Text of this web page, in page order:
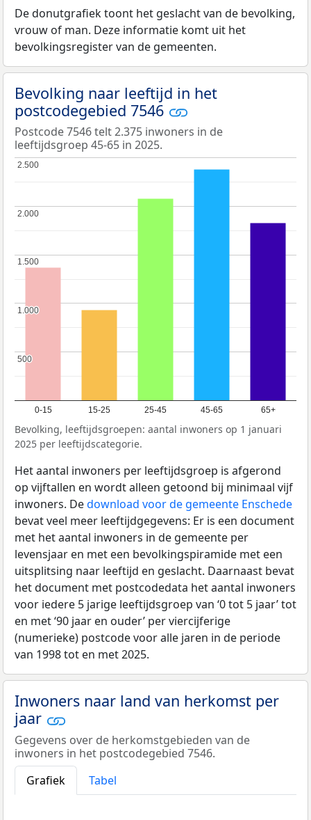
De donutgrafiek toont het geslacht van de bevolking,
vrouw of man. Deze informatie komt uit het
bevolkingsregister van de gemeenten.
Bevolking naar leeftijd in het
postcodegebied 7546
Postcode 7546 telt 2.375 inwoners in de
leeftijdsgroep 45-65 in 2025.
0-15 15-25 25-45 45-65 65+
500
500
1.000
1.000
1.500
1.500
2.000
2.000
2.500
2.500
Bevolking, leeftijdsgroepen: aantal inwoners op 1 januari
2025 per leeftijdscategorie.
Het aantal inwoners per leeftijdsgroep is afgerond
op vijftallen en wordt alleen getoond bij minimaal vijf
inwoners. Dedownload voor de gemeente Enschede
bevat veel meer leeftijdgegevens: Er is een document
met het aantal inwoners in de gemeente per
levensjaar en met een bevolkingspiramide met een
uitsplitsing naar leeftijd en geslacht. Daarnaast bevat
het document met postcodedata het aantal inwoners
voor iedere 5 jarige leeftijdsgroep van ‘0 tot 5 jaar’ tot
en met ‘90 jaar en ouder’ per viercijferige
(numerieke) postcode voor alle jaren in de periode
van 1998 tot en met 2025.
Inwoners naar land van herkomst per
jaar
Gegevens over de herkomstgebieden van de
inwoners in het postcodegebied 7546.
Grafiek
Tabel